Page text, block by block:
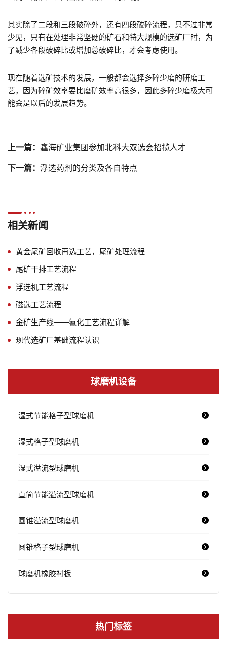
其实除了二段和三段破碎外，还有四段破碎流程，只不过非常
少见，只有在处理非常坚硬的矿石和特大规模的选矿厂时，为
了减少各段破碎比或增加总破碎比，才会考虑使用。
现在随着选矿技术的发展，一般都会选择多碎少磨的研磨工
艺，因为碎矿效率要比磨矿效率高很多，因此多碎少磨极大可
能会是以后的发展趋势。
上一篇： 鑫海矿业集团参加北科大双选会招揽人才
下一篇： 浮选药剂的分类及各自特点
相关新闻
黄金尾矿回收再选工艺，尾矿处理流程
尾矿干排工艺流程
浮选机工艺流程
磁选工艺流程
金矿生产线——氰化工艺流程详解
现代选矿厂基础流程认识
球磨机设备
湿式节能格子型球磨机
湿式格子型球磨机
湿式溢流型球磨机
直筒节能溢流型球磨机
圆锥溢流型球磨机
圆锥格子型球磨机
球磨机橡胶衬板
热门标签